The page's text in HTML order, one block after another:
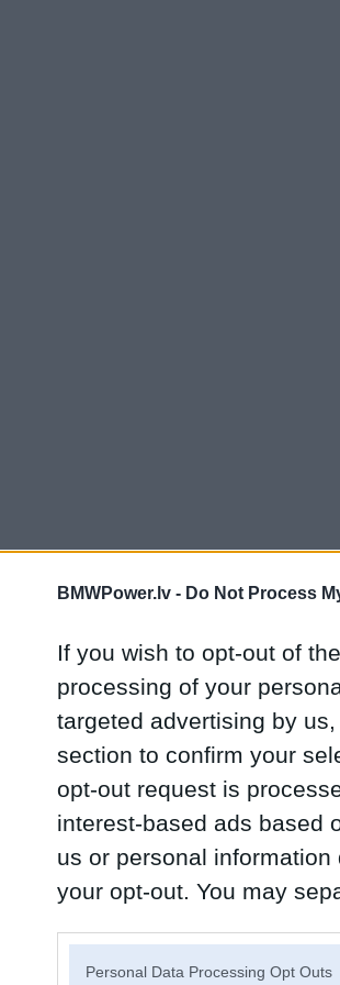
BMWPower.lv - Do Not Process
If you wish to opt-out of
processing of your
targeted advertising by
section to confirm your
opt-out request is
interest-based ads based
us or personal
your opt-out. You may
Personal Data Processing Opt Outs